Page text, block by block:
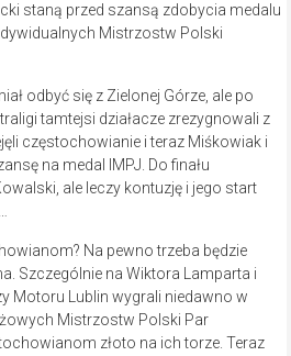
staną przed szansą zdobycia medalu
Mistrzostw Polski
odbyć się z Zielonej Górze, ale po
tamtejsi działacze zrezygnowali z
częstochowianie i teraz Miśkowiak i
na medal IMPJ. Do finału
ale leczy kontuzję i jego start
Na pewno trzeba będzie
Szczególnie na Wiktora Lamparta i
Motoru Lublin wygrali niedawno w
Mistrzostw Polski Par
złoto na ich torze. Teraz